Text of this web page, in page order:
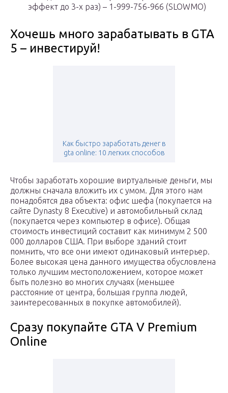
эффект до 3-х раз) – 1-999-756-966 (SLOWMO)
Хочешь много зарабатывать в GTA
5 – инвестируй!
Как быстро заработать денег в
gta online: 10 легких способов
Чтобы заработать хорошие виртуальные деньги, мы
должны сначала вложить их с умом. Для этого нам
понадобятся два объекта: офис шефа (покупается на
сайте Dynasty 8 Executive) и автомобильный склад
(покупается через компьютер в офисе). Общая
стоимость инвестиций составит как минимум 2 500
000 долларов США. При выборе зданий стоит
помнить, что все они имеют одинаковый интерьер.
Более высокая цена данного имущества обусловлена
только лучшим местоположением, которое может
быть полезно во многих случаях (меньшее
расстояние от центра, большая группа людей,
заинтересованных в покупке автомобилей).
Сразу покупайте GTA V Premium
Online